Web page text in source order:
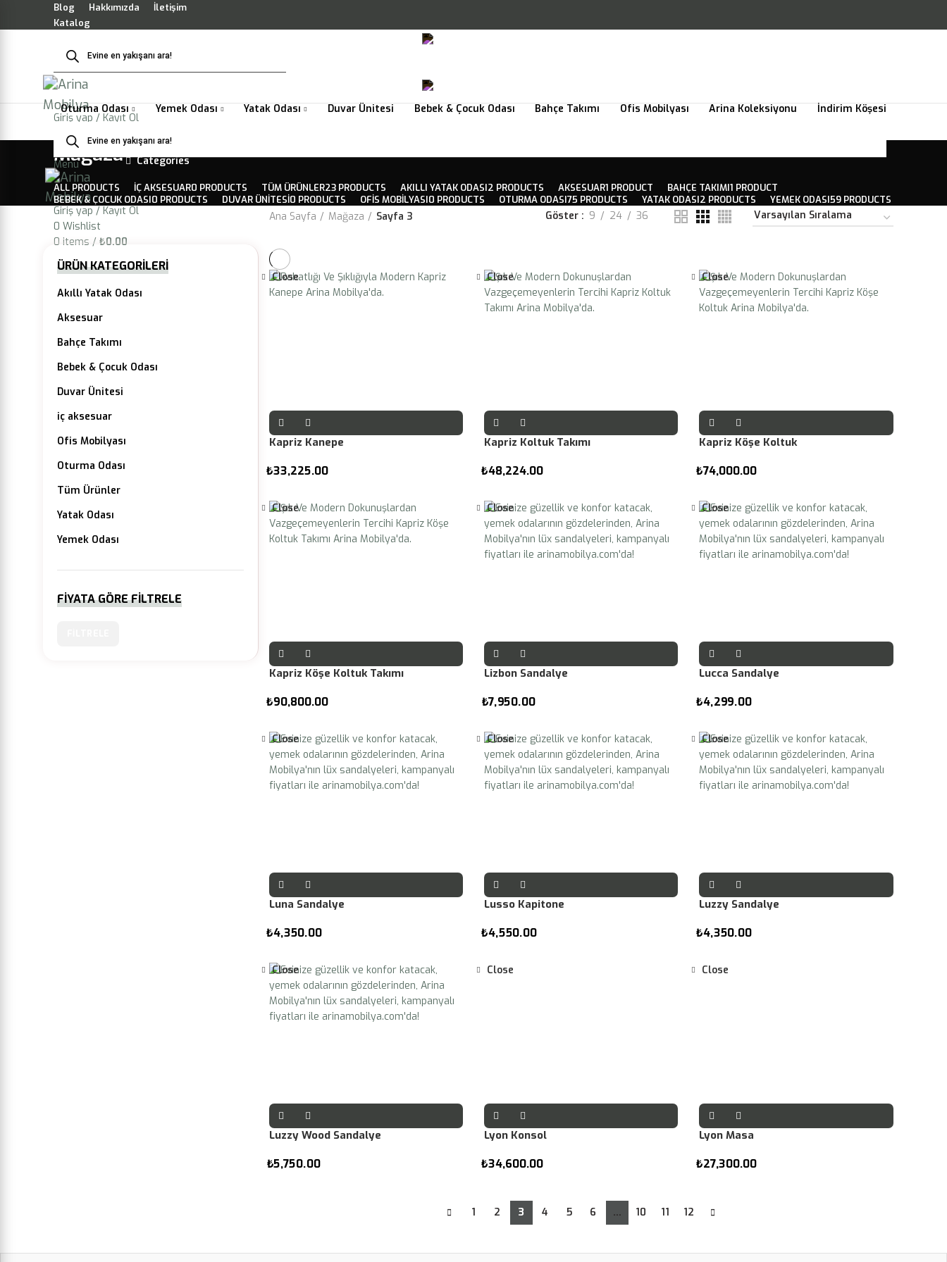
Blog Hakkımızda
İletişim
Katalog
Arina Koleksiyonu
İndirim Köşesi
search
Giriş yap / Kayıt Ol
Wishlist
items
0.00
Menu
Giriş yap / Kayıt Ol
0 Wishlist
0 items / ₺0.00
Oturma Odası Yemek Odası Yatak Odası Duvar Ünitesi Bebek & Çocuk Odası Bahçe Takımı Ofis Mobilyası Arina Koleksiyonu
İndirim Köşesi
Products
search
Mağaza Categories
ALL PRODUCTS IÇ AKSESUAR0 PRODUCTS TÜM ÜRÜNLER23 PRODUCTS AKILLI YATAK ODASI2 PRODUCTS AKSESUAR1 PRODUCT BAHÇE TAKIMI1 PRODUCT
BEBEK & ÇOCUK ODASI0 PRODUCTS DUVAR ÜNITESI0 PRODUCTS OFIS MOBILYASI0 PRODUCTS OTURMA ODASI75 PRODUCTS YATAK ODASI2 PRODUCTS YEMEK ODASI59 PRODUCTS
ÜRÜN KATEGORILERI
Akıllı Yatak Odası
Aksesuar
Bahçe Takımı
Bebek & Çocuk Odası
Duvar Ünitesi
iç aksesuar
Ofis Mobilyası
Oturma Odası
Tüm Ürünler
Yatak Odası
Yemek Odası
FIYATA GÖRE FILTRELE
Ana Sayfa Mağaza Sayfa 3 Göster 9 24 36
Close
Kapriz Kanepe
₺33,225.00
Close
Kapriz Koltuk Takımı
₺48,224.00
Close
Kapriz Köşe Koltuk
₺74,000.00
Close
Kapriz Köşe Koltuk Takımı
₺90,800.00
Close
Lizbon Sandalye
₺7,950.00
Close
Lucca Sandalye
₺4,299.00
Close
Luna Sandalye
₺4,350.00
Close
Lusso Kapitone
₺4,550.00
Close
Luzzy Sandalye
₺4,350.00
Close
Luzzy Wood Sandalye
₺5,750.00
Close
Lyon Konsol
₺34,600.00
Close
Lyon Masa
₺27,300.00
1 2 3 4 5 6 … 10 11 12